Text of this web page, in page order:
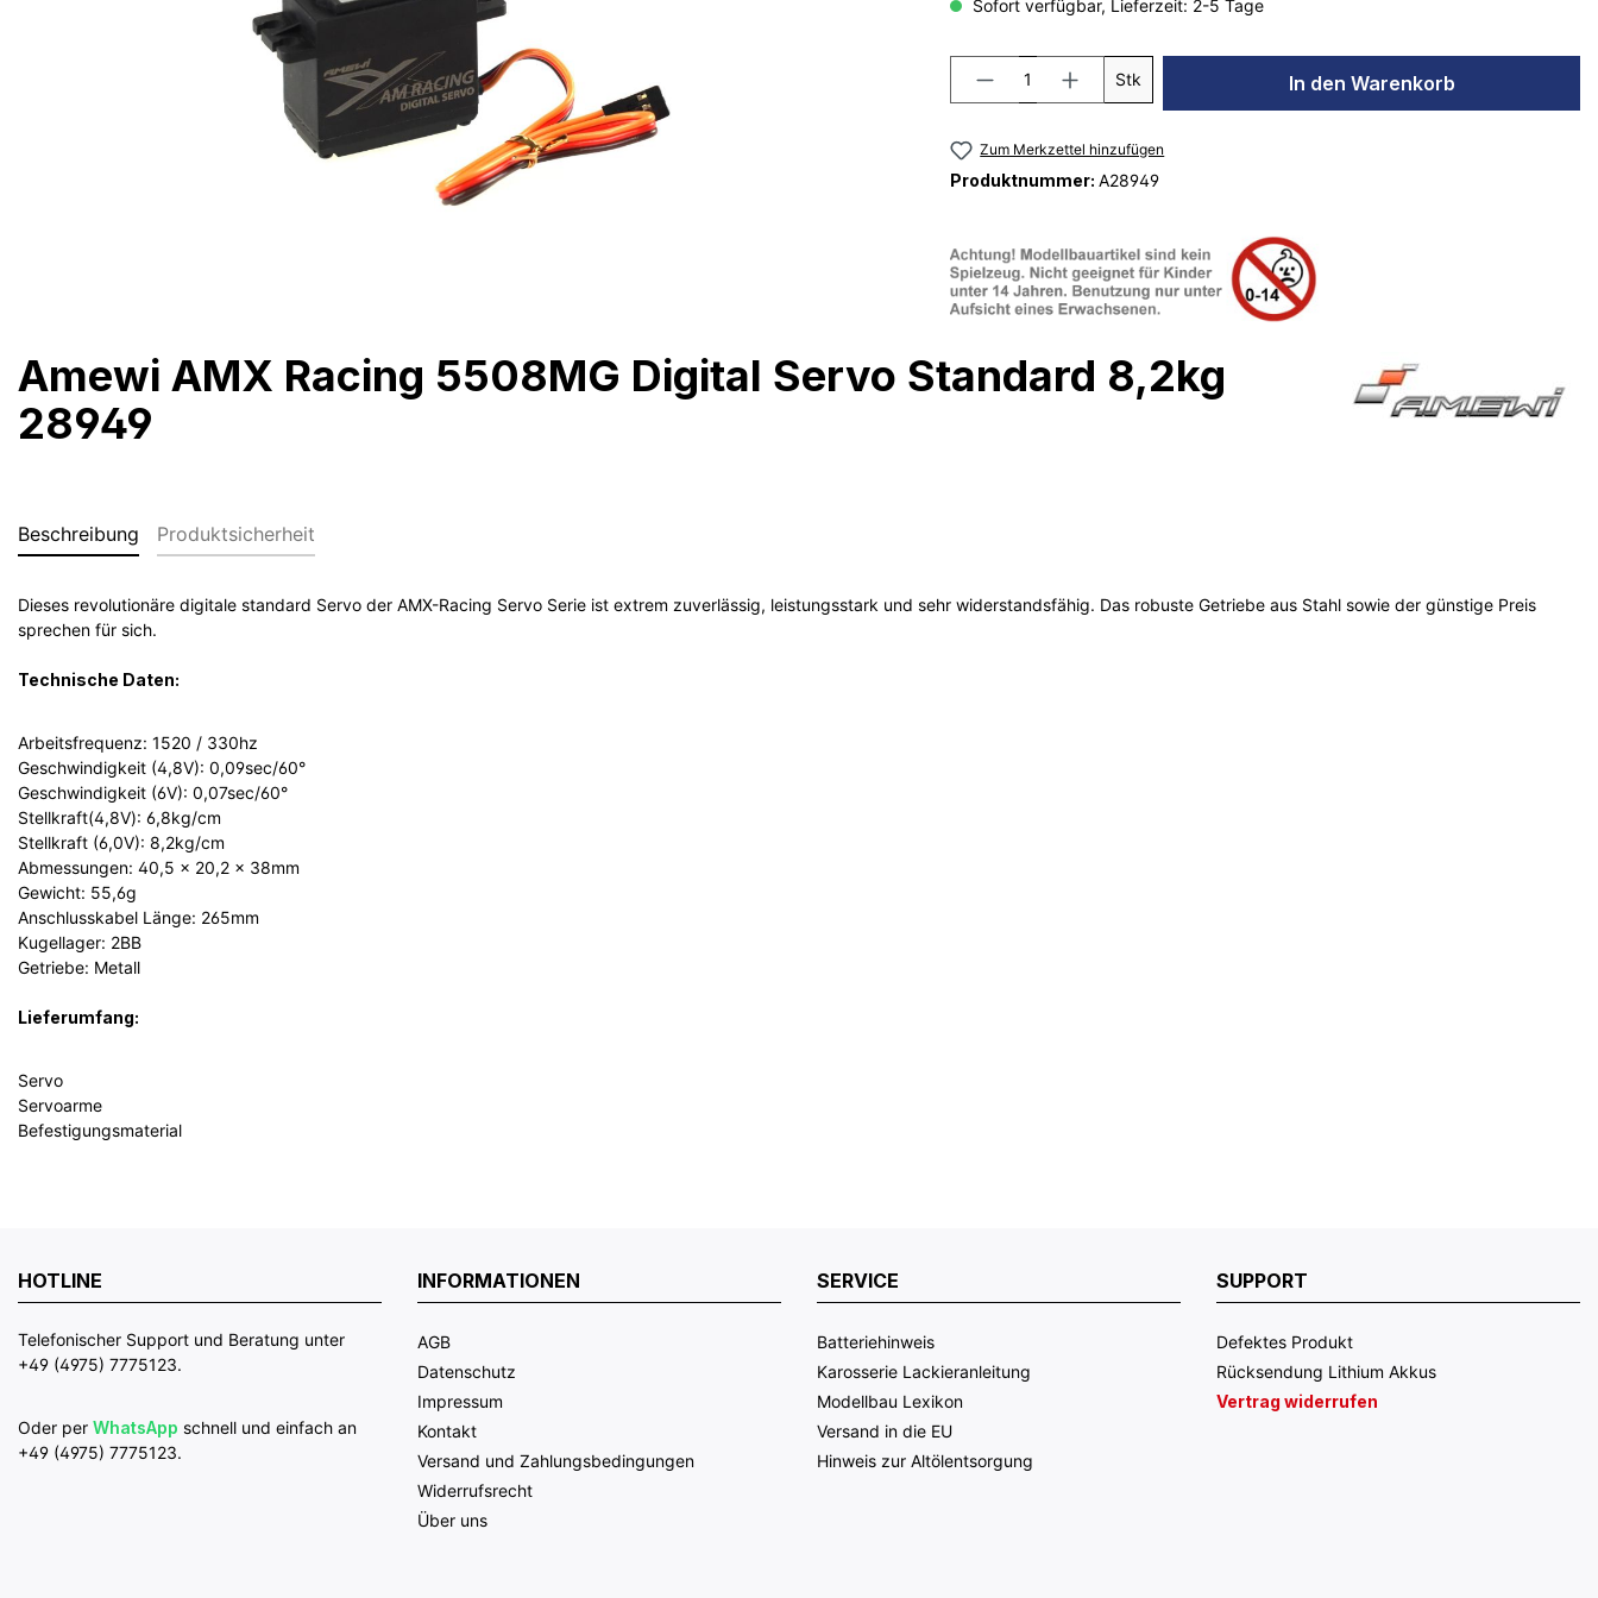
Sofort verfügbar, Lieferzeit: 2-5 Tage
Stk In den Warenkorb
Zum Merkzettel hinzufügen
Produktnummer: A28949
Amewi AMX Racing 5508MG Digital Servo Standard 8,2kg
28949
Beschreibung Produktsicherheit
Dieses revolutionäre digitale standard Servo der AMX-Racing Servo Serie ist extrem zuverlässig, leistungsstark und sehr widerstandsfähig. Das robuste Getriebe aus Stahl sowie der günstige Preis
sprechen für sich.
Technische Daten:
Arbeitsfrequenz: 1520 / 330hz
Geschwindigkeit (4,8V): 0,09sec/60°
Geschwindigkeit (6V): 0,07sec/60°
Stellkraft(4,8V): 6,8kg/cm
Stellkraft (6,0V): 8,2kg/cm
Abmessungen: 40,5 x 20,2 x 38mm
Gewicht: 55,6g
Anschlusskabel Länge: 265mm
Kugellager: 2BB
Getriebe: Metall
Lieferumfang:
Servo
Servoarme
Befestigungsmaterial
HOTLINE
Telefonischer Support und Beratung unter
+49 (4975) 7775123.
Oder per WhatsApp schnell und einfach an
+49 (4975) 7775123.
INFORMATIONEN
AGB
Datenschutz
Impressum
Kontakt
Versand und Zahlungsbedingungen
Widerrufsrecht
Über uns
SERVICE
Batteriehinweis
Karosserie Lackieranleitung
Modellbau Lexikon
Versand in die EU
Hinweis zur Altölentsorgung
SUPPORT
Defektes Produkt
Rücksendung Lithium Akkus
Vertrag widerrufen